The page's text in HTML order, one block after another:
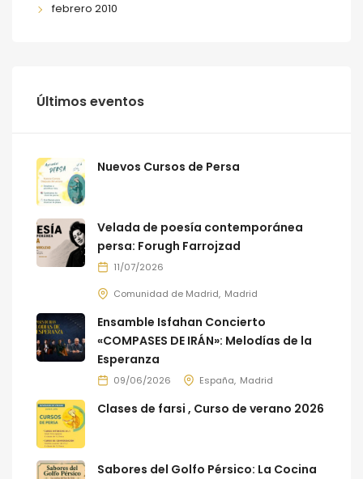
febrero 2010
Últimos eventos
Nuevos Cursos de Persa
Velada de poesía contemporánea
persa: Forugh Farrojzad
11/07/2026
Comunidad de Madrid Madrid
Ensamble Isfahan Concierto
«COMPASES DE IRÁN»: Melodías de la
Esperanza
09/06/2026 España Madrid
Clases de farsi , Curso de verano 2026
Sabores del Golfo Pérsico: La Cocina